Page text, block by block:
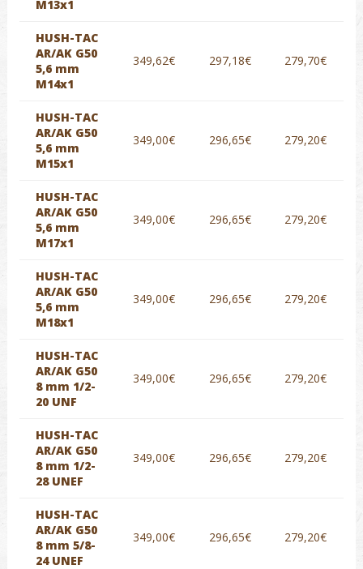
M13x1
HUSH-TAC
AR/AK G50
5,6 mm
M14x1
349,62€ 297,18€ 279,70€
HUSH-TAC
AR/AK G50
5,6 mm
M15x1
349,00€ 296,65€ 279,20€
HUSH-TAC
AR/AK G50
5,6 mm
M17x1
349,00€ 296,65€ 279,20€
HUSH-TAC
AR/AK G50
5,6 mm
M18x1
349,00€ 296,65€ 279,20€
HUSH-TAC
AR/AK G50
8 mm 1/2-
20 UNF
349,00€ 296,65€ 279,20€
HUSH-TAC
AR/AK G50
8 mm 1/2-
28 UNEF
349,00€ 296,65€ 279,20€
HUSH-TAC
AR/AK G50
8 mm 5/8-
24 UNEF
349,00€ 296,65€ 279,20€